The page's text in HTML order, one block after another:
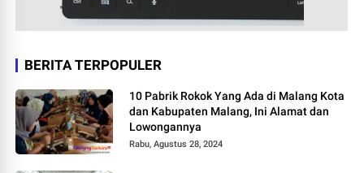
BERITA TERPOPULER
10 Pabrik Rokok Yang Ada di Malang Kota
dan Kabupaten Malang, Ini Alamat dan
Lowongannya
Rabu, Agustus 28, 2024